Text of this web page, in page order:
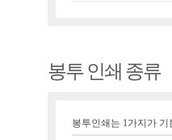
봉투 인쇄 종류
봉투인쇄는 1가지가